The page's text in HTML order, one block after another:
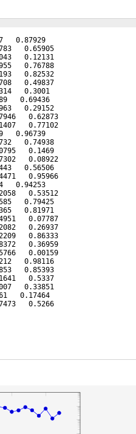
0.87929
0.65905
0.12131
0.76788
0.82532
0.49837
0.3001
0.69436
0.29152
0.62873
0.77102
0.96739
0.74938
0.1469
0.08922
0.56506
0.95966
0.94253
0.53512
0.79425
0.81971
0.07787
0.26937
0.86333
0.36959
0.00159
0.98116
0.85393
0.5337
0.33851
0.17464
0.5266